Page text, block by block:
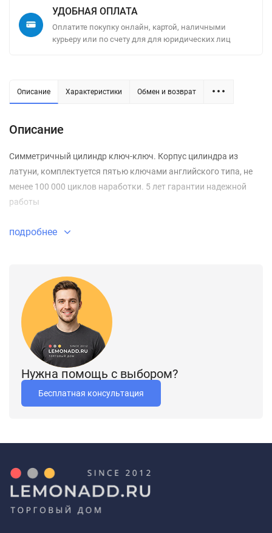
УДОБНАЯ ОПЛАТА
Оплатите покупку онлайн, картой, наличными
курьеру или по счету для для юридических лиц
Описание Характеристики Обмен и возврат
Описание
Симметричный цилиндр ключ-ключ. Корпус цилиндра из
латуни, комплектуется пятью ключами английского типа, не
менее 100 000 циклов наработки. 5 лет гарантии надежной
работы
подробнее
Нужна помощь с выбором?
Бесплатная консультация